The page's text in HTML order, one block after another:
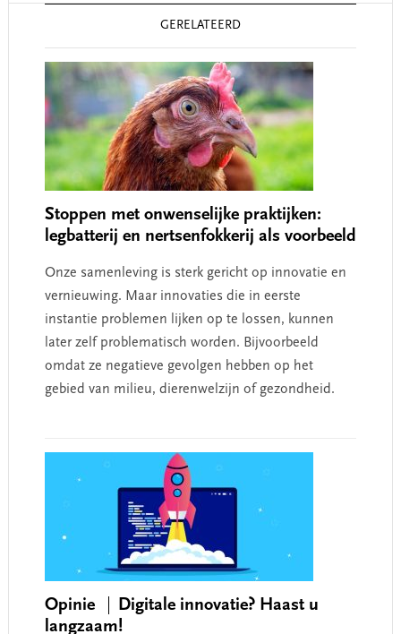
GERELATEERD
Stoppen met onwenselijke praktijken:
legbatterij en nertsenfokkerij als voorbeeld
Onze samenleving is sterk gericht op innovatie en
vernieuwing. Maar innovaties die in eerste
instantie problemen lijken op te lossen, kunnen
later zelf problematisch worden. Bijvoorbeeld
omdat ze negatieve gevolgen hebben op het
gebied van milieu, dierenwelzijn of gezondheid.
Opinie
Digitale innovatie? Haast u
langzaam!